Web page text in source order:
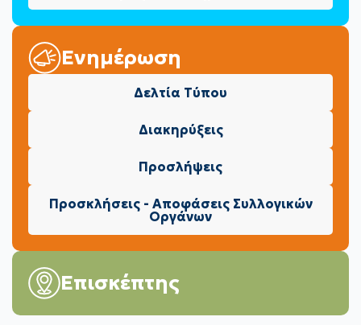
Ενημέρωση
Δελτία Τύπου
Διακηρύξεις
Προσλήψεις
Προσκλήσεις - Αποφάσεις Συλλογικών
Οργάνων
Επισκέπτης